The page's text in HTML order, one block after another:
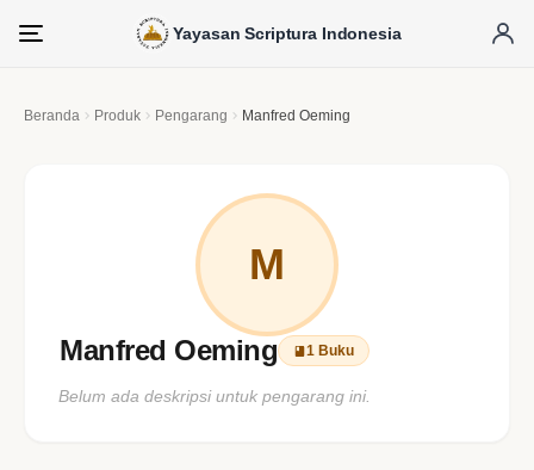
Menu
Yayasan Scriptura Indonesia
Beranda Produk Pengarang Manfred Oeming
M
Manfred Oeming 1 Buku
Belum ada deskripsi untuk pengarang ini.